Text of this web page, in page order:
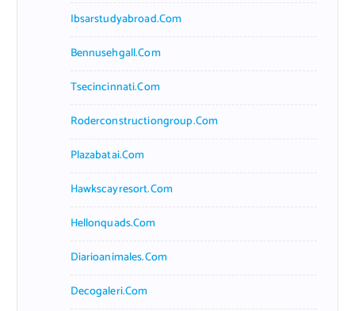
Ibsarstudyabroad.com
Bennusehgall.com
Tsecincinnati.com
Roderconstructiongroup.com
Plazabatai.com
Hawkscayresort.com
Hellonquads.com
Diarioanimales.com
Decogaleri.com